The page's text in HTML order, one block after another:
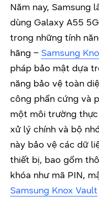
Năm nay, Samsung
dùng Galaxy A55
trong những tính
hãng – Samsung
pháp bảo mật dựa
năng bảo vệ toàn
công phần cứng và
một môi trường
xử lý chính và bộ
này bảo vệ các dữ
thiết bị, bao gồm
khóa như mã PIN,
Samsung Knox Vault